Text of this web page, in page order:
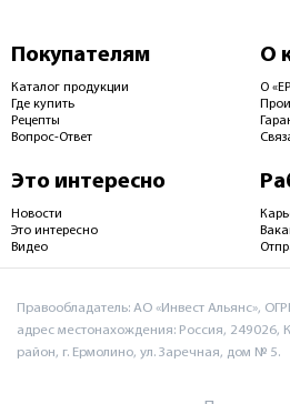
Покупателям
Каталог продукции
Где купить
Рецепты
Вопрос-Ответ
О
О
Это интересно
Новости
Это интересно
Видео
Правообладатель: АО «Инвест Альянс»,
адрес местонахождения: Россия, 249026,
район, г. Ермолино, ул. Заречная, дом № 5.